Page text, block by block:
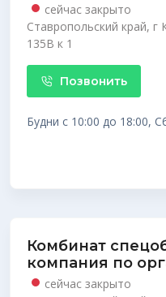
сейчас закрыто
Ставропольский край,
135В к 1
Позвонить
Будни с 10:00 до 18:00,
Комбинат
компания по
сейчас закрыто